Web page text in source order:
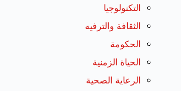
التكنولوجيا
الثقافة والترفيه
الحكومة
الحياة الزمنية
الرعاية الصحية